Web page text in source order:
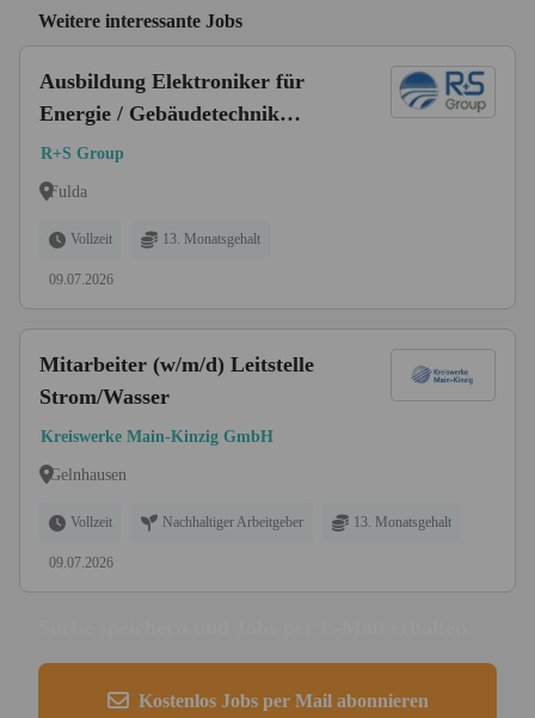
Weitere interessante Jobs
Ausbildung Elektroniker für
Energie / Gebäudetechnik
(m/w/d)
R+S Group
Fulda
Vollzeit 13. Monatsgehalt
09.07.2026
Mitarbeiter (w/m/d) Leitstelle
Strom/Wasser
Kreiswerke Main-Kinzig GmbH
Gelnhausen
Vollzeit Nachhaltiger Arbeitgeber 13. Monatsgehalt
09.07.2026
Kostenlos Jobs per Mail abonnieren